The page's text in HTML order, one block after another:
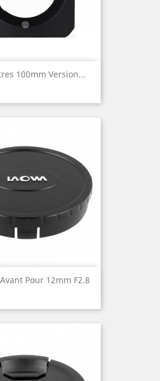
100mm Version...
Pour 12mm F2.8